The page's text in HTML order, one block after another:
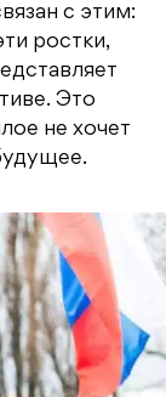
с этим:
ростки,
Это
не хочет